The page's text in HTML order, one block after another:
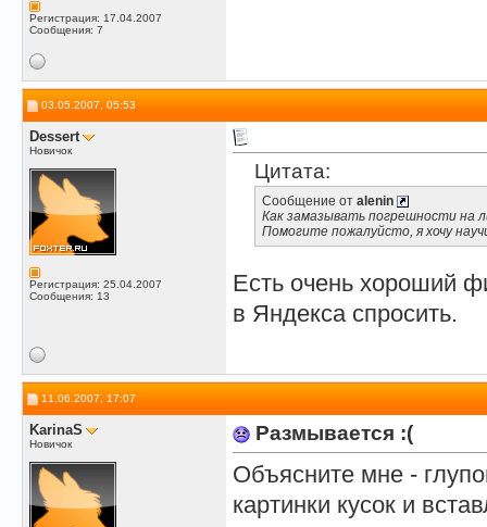
Регистрация: 17.04.2007
Сообщения: 7
03.05.2007, 05:53
Dessert
Новичок
Регистрация: 25.04.2007
Сообщения: 13
Цитата:
Сообщение от alenin
Как замазывать погрешности на
Помогите пожалуйсто, я хочу
Есть очень хороший
в Яндекса спросить.
11.06.2007, 17:07
KarinaS
Новичок Размывается :(
Объясните мне -
картинки кусок и